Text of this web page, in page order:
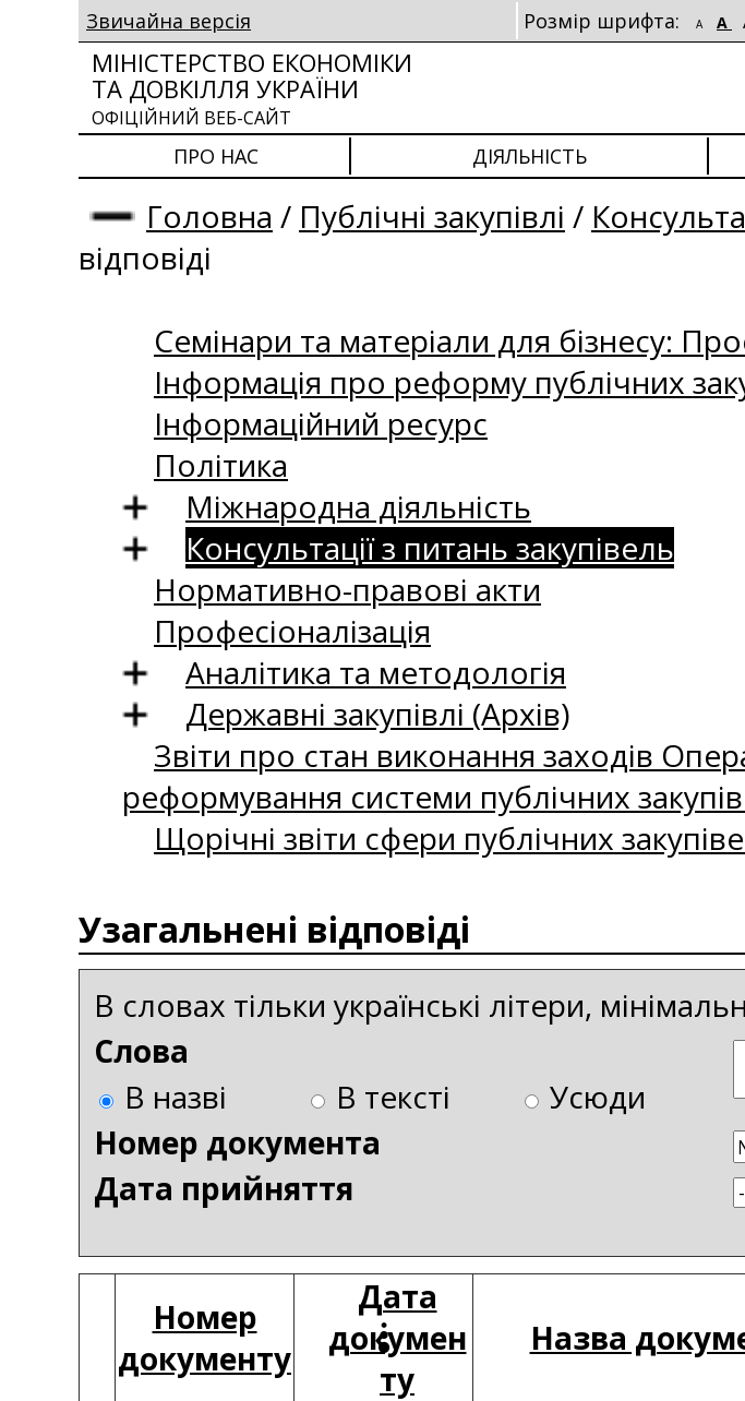
Звичайна версія Розмір шрифта: A A
МІНІСТЕРСТВО ЕКОНОМІКИ
ТА ДОВКІЛЛЯ УКРАЇНИ
ОФІЦІЙНИЙ ВЕБ-САЙТ
ПРО НАС ДІЯЛЬНІСТЬ
Головна / Публічні закупівлі /
відповіді
Семінари та матеріали для бізнесу:
Інформація про реформу публічних
Інформаційний ресурс
Політика
Міжнародна діяльність
Консультації з питань закупівель
Нормативно-правові акти
Професіоналізація
Аналітика та методологія
Державні закупівлі (Архів)
Звіти про стан виконання заходів
реформування системи публічних
Щорічні звіти сфери публічних
Узагальнені відповіді
В словах тільки українські літери,
Слова
В назві
В тексті
Усюди
Номер документа
Дата прийняття
Номер
документу
Дата
докумен
ту
Назва